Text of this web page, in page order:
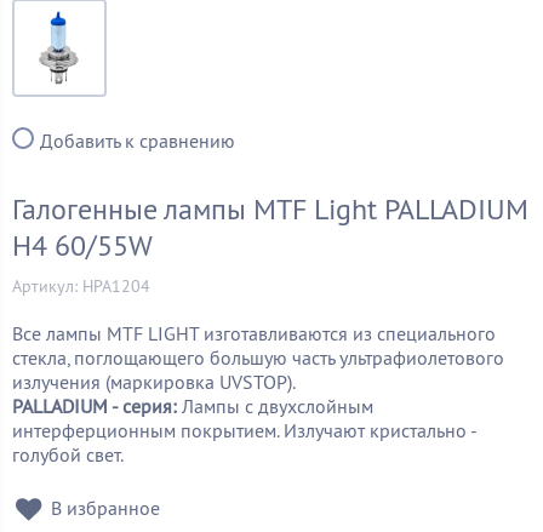
Добавить к сравнению
Галогенные лампы MTF Light PALLADIUM
H4 60/55W
Артикул: HPA1204
Все лампы MTF LIGHT изготавливаются из специального
стекла, поглощающего большую часть ультрафиолетового
излучения (маркировка UVSTOP).
PALLADIUM - серия: Лампы с двухслойным
интерферционным покрытием. Излучают кристально -
голубой свет.
В избранное